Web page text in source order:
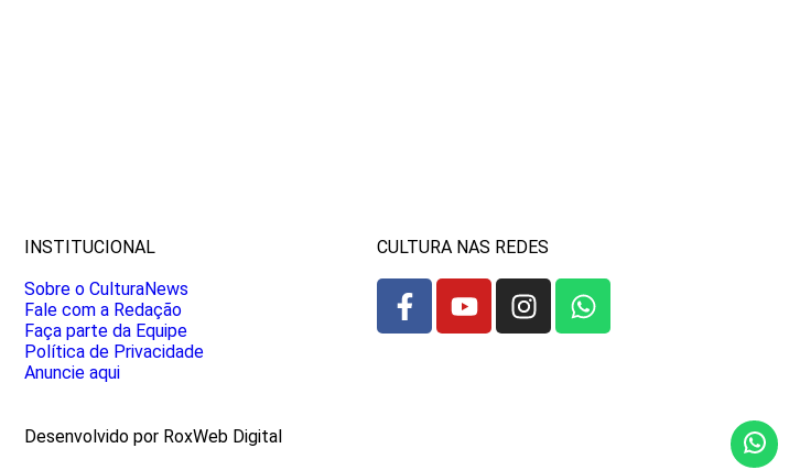
INSTITUCIONAL
Sobre o CulturaNews
Fale com a Redação
Faça parte da Equipe
Política de Privacidade
Anuncie aqui
CULTURA NAS REDES
Desenvolvido por RoxWeb Digital